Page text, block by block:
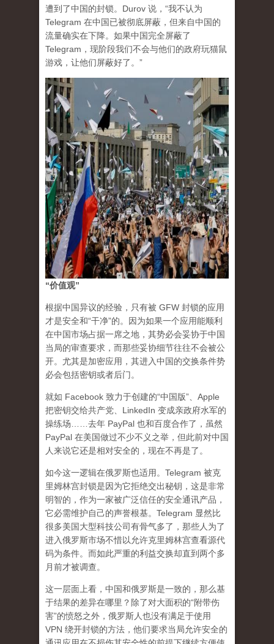
遭到了中国的封锁。Durov 说，“我不认为
Telegram 在中国已被彻底屏蔽，但来自中国的
流量确实在下降。如果中国完全屏蔽了
Telegram，现阶段我们不会与他们的政府玩猫鼠
游戏，让他们屏蔽好了。”
“价值观”
根据中国异议的经验，只有被 GFW 封锁的应用
才是安全和“干净”的。因为如果一个应用能顺利
在中国市场占据一席之地，其势必会妥协于中国
当局的审查要求，而那些妥协细节往往不会被公
开。尤其是加密应用，其进入中国的交换条件势
必会包括密钥或者后门。
就如 Facebook 致力于创建的“中国版”、Apple
把密钥交给共产党、LinkedIn 变成亲政府水军的
操练场……去年 PayPal 也和百度合作了，虽然
PayPal 在美国做过不少不义之举，但此前对中国
人来说它还是相对安全的，现在不再是了。
如今这一逻辑在俄罗斯也适用。Telegram 被克
里姆林宫封锁是因为它拒绝交出秘钥，这是非常
明智的，作为一家被广泛信任的安全通讯产品，
它必需维护自己的声誉根基。Telegram 显然比
很多美国大型科技公司有骨气多了，那些人为了
进入俄罗斯市场不惜以允许克里姆林宫查看源代
码为条件。而如此严重的利益交换却直到两个多
月前才被调查。
这一层面上看，中国和俄罗斯是一致的，那么基
于结果的差异在哪里？除了对大面积的“附带伤
害”的愤怒之外，俄罗斯人也没有满足于使用
VPN 绕开封锁的方法，他们要求当局允许安全的